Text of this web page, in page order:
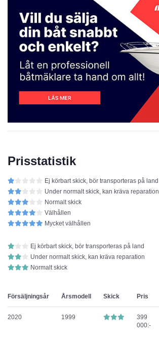
Prisstatistik
Ej körbart skick, bör transporteras på land
Under normalt skick, kan kräva reparation
Normalt skick
Välhållen
Mycket välhållen
Ej körbart skick, bör transporteras på land
Under normalt skick, kan kräva reparation
Normalt skick
Försäljningsår Årsmodell Skick Pris
2020 1999
399
000:-